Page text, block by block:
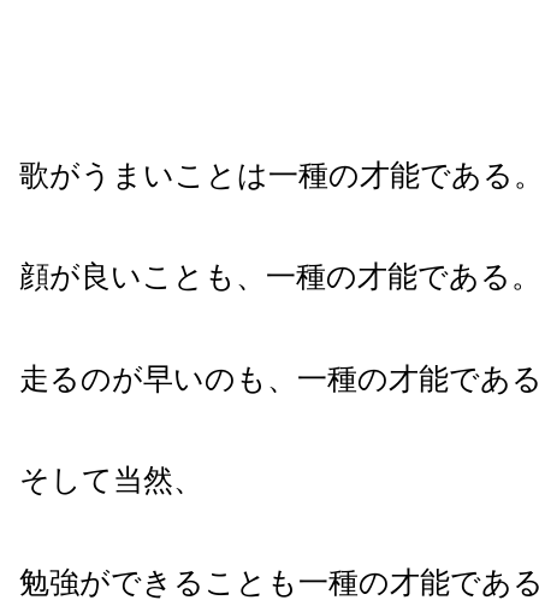
歌がうまいことは一種の才能である
顔が良いことも、一種の才能である
走るのが早いのも、一種の才能であ
そして当然、
勉強ができることも一種の才能であ